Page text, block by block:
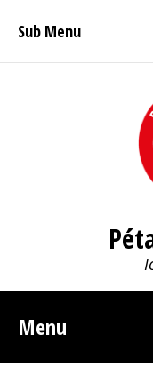
Sub Menu
Menu